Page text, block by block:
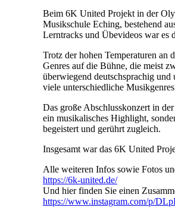
Beim 6K United Projekt in der
Musikschule Eching, bestehend
Lerntracks und Übevideos war es
Trotz der hohen Temperaturen an
Genres auf die Bühne, die meist
überwiegend deutschsprachig
viele unterschiedliche
Das große Abschlusskonzert in
ein musikalisches Highlight,
begeistert und gerührt zugleich.
Insgesamt war das 6K United
Alle weiteren Infos sowie Fotos
https://6k-united.de/
Und hier finden Sie einen
https://www.instagram.com/p/